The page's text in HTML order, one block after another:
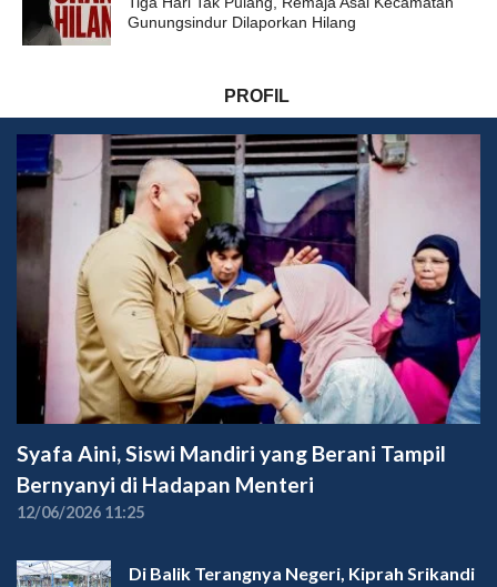
Gunungsindur Dilaporkan Hilang
PROFIL
Syafa Aini, Siswi Mandiri yang Berani Tampil
Bernyanyi di Hadapan Menteri
12/06/2026 11:25
Di Balik Terangnya Negeri, Kiprah Srikandi